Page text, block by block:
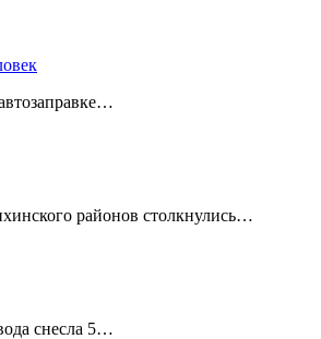
районов столкнулись…
снесла 5…